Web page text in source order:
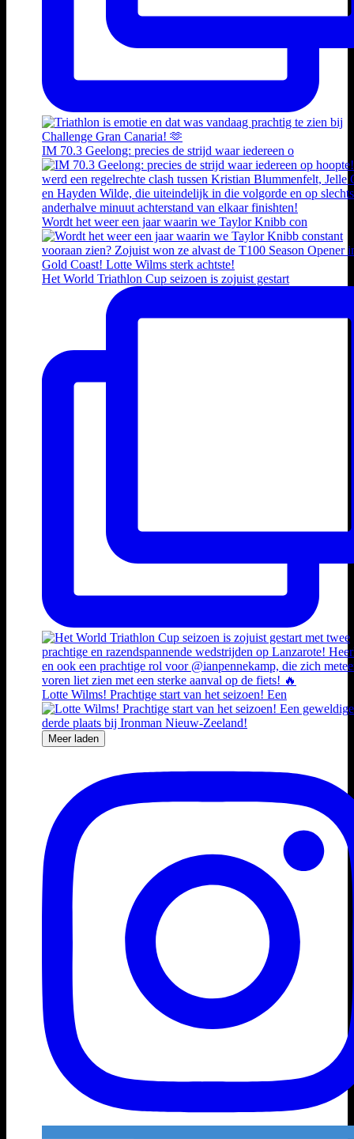
IM 70.3 Geelong: precies de strijd waar iedereen o
Wordt het weer een jaar waarin we Taylor Knibb con
Het World Triathlon Cup seizoen is zojuist gestart
Lotte Wilms! Prachtige start van het seizoen! Een
Meer laden